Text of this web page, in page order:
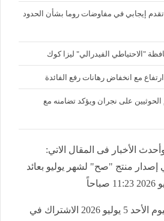
تقدم إيجابي في مفاوضات روما بشأن الحدود
"الاحتياطي الفيدرالي" ليزا كوك
مع انخفاض رهانات رفع الفائدة
على نجران ويؤكد تضامنه مع
الأخبار فى المقال الاتي:
إصدار منتج "صح" لشهر يوليو بعائد
الرياض - مباشر: يبدأ اليوم الأحد 5 يوليو 2026 الاشتراك في